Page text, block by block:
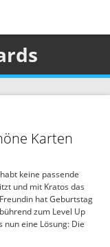
Karten
keine passende
und mit Kratos das
hat Geburtstag
zum Level Up
eine Lösung: Die